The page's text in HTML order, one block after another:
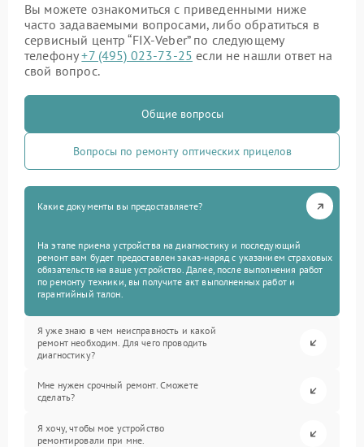
Вы можете ознакомиться с приведенными ниже
часто задаваемыми вопросами, либо обратиться в
сервисный центр “FIX-Veber” по следующему
телефону+7 (495) 023-73-25 если не нашли ответ на
свой вопрос.
Общие вопросы
Вопросы по ремонту оптических прицелов
Какие документы вы предоставляете?
На этапе приема устройства на диагностику и последующий
ремонт вам будет предоставлен заказ-наряд с указанием страховых
обязательств на ваше устройство. Далее, после выполнения работ
по ремонту техники, вы получите акт выполненных работ и
гарантийный талон.
Я уже знаю в чем неисправность и какой
ремонт необходим. Для чего проводить
диагностику?
Мне нужен срочный ремонт. Сможете
сделать?
Я хочу, чтобы мое устройство
ремонтировали при мне.